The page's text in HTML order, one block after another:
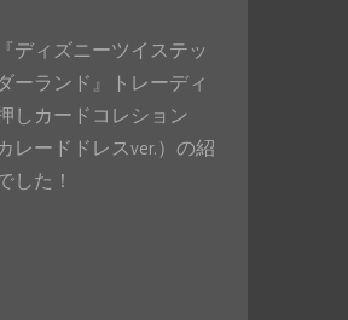
ディズニーツイステッ
ーランド』トレーディ
しカードコレション
レードドレスver.）の紹
した！